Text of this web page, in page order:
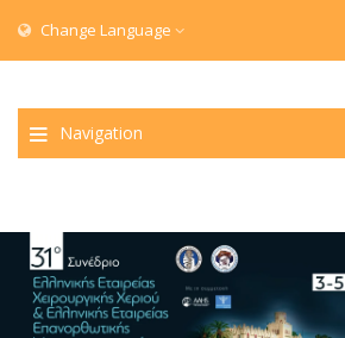
Change Language
Navigation